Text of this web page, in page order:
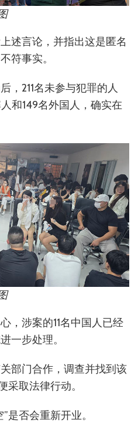
述言论，并指出这是匿名
符事实。
，211名未参与犯罪的人
和149名外国人，确实在
，涉案的11名中国人已经
一步处理。
部门合作，调查并找到该
采取法律行动。
是否会重新开业。